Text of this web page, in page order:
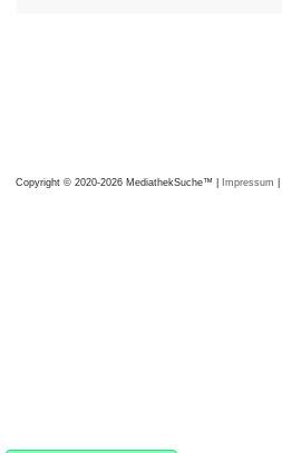
Copyright © 2020-2026 MediathekSuche™ | Impressum |